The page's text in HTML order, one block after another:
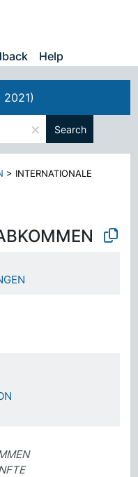
Help
2021)
× Search
> INTERNATIONALE